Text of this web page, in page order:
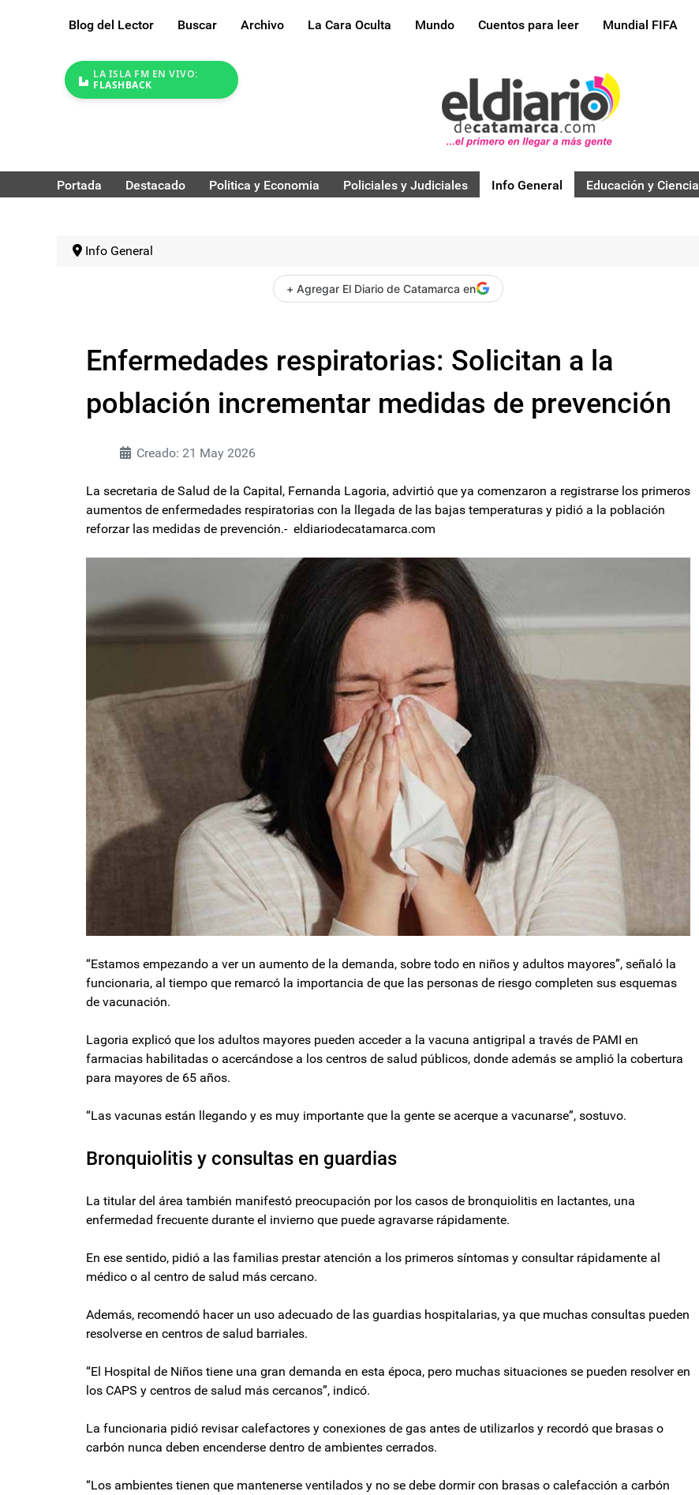
Blog del Lector Buscar Archivo La Cara Oculta Mundo Cuentos para leer Mundial FIFA
LA ISLA FM EN VIVO:
FLASHBACK
Portada Destacado Politica y Economia Policiales y Judiciales Info General Educación y Ciencia
Info General
+ Agregar El Diario de Catamarca en
Enfermedades respiratorias: Solicitan a la
población incrementar medidas de prevención
Creado: 21 May 2026
La secretaria de Salud de la Capital, Fernanda Lagoria, advirtió que ya comenzaron a registrarse los primeros
aumentos de enfermedades respiratorias con la llegada de las bajas temperaturas y pidió a la población
reforzar las medidas de prevención.- eldiariodecatamarca.com
“Estamos empezando a ver un aumento de la demanda, sobre todo en niños y adultos mayores”, señaló la
funcionaria, al tiempo que remarcó la importancia de que las personas de riesgo completen sus esquemas
de vacunación.
Lagoria explicó que los adultos mayores pueden acceder a la vacuna antigripal a través de PAMI en
farmacias habilitadas o acercándose a los centros de salud públicos, donde además se amplió la cobertura
para mayores de 65 años.
“Las vacunas están llegando y es muy importante que la gente se acerque a vacunarse”, sostuvo.
Bronquiolitis y consultas en guardias
La titular del área también manifestó preocupación por los casos de bronquiolitis en lactantes, una
enfermedad frecuente durante el invierno que puede agravarse rápidamente.
En ese sentido, pidió a las familias prestar atención a los primeros síntomas y consultar rápidamente al
médico o al centro de salud más cercano.
Además, recomendó hacer un uso adecuado de las guardias hospitalarias, ya que muchas consultas pueden
resolverse en centros de salud barriales.
“El Hospital de Niños tiene una gran demanda en esta época, pero muchas situaciones se pueden resolver en
los CAPS y centros de salud más cercanos”, indicó.
La funcionaria pidió revisar calefactores y conexiones de gas antes de utilizarlos y recordó que brasas o
carbón nunca deben encenderse dentro de ambientes cerrados.
“Los ambientes tienen que mantenerse ventilados y no se debe dormir con brasas o calefacción a carbón